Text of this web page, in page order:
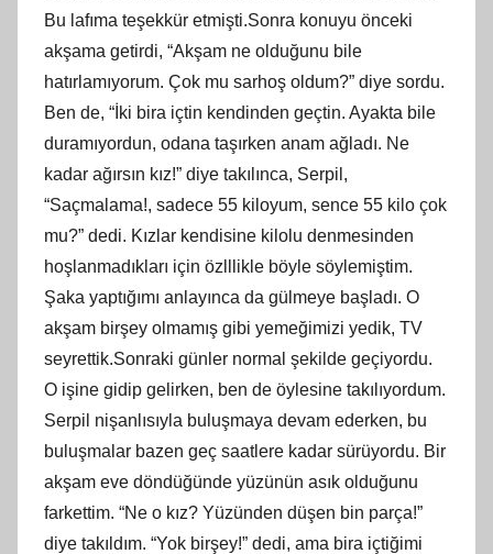
Bu lafıma teşekkür etmişti.Sonra konuyu önceki
akşama getirdi, “Akşam ne olduğunu bile
hatırlamıyorum. Çok mu sarhoş oldum?” diye sordu.
Ben de, “İki bira içtin kendinden geçtin. Ayakta bile
duramıyordun, odana taşırken anam ağladı. Ne
kadar ağırsın kız!” diye takılınca, Serpil,
“Saçmalama!, sadece 55 kiloyum, sence 55 kilo çok
mu?” dedi. Kızlar kendisine kilolu denmesinden
hoşlanmadıkları için özlllikle böyle söylemiştim.
Şaka yaptığımı anlayınca da gülmeye başladı. O
akşam birşey olmamış gibi yemeğimizi yedik, TV
seyrettik.Sonraki günler normal şekilde geçiyordu.
O işine gidip gelirken, ben de öylesine takılıyordum.
Serpil nişanlısıyla buluşmaya devam ederken, bu
buluşmalar bazen geç saatlere kadar sürüyordu. Bir
akşam eve döndüğünde yüzünün asık olduğunu
farkettim. “Ne o kız? Yüzünden düşen bin parça!”
diye takıldım. “Yok birşey!” dedi, ama bira içtiğimi